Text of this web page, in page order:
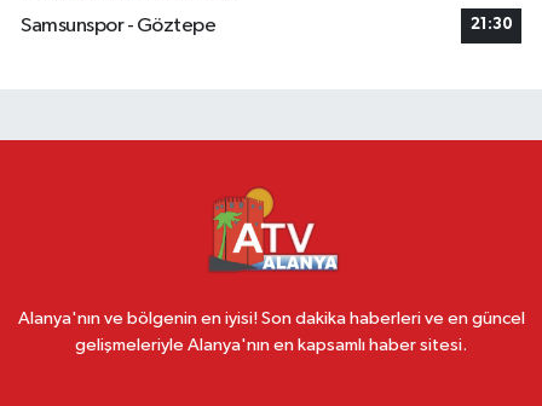
Samsunspor - Göztepe
21:30
Alanya'nın ve bölgenin en iyisi! Son dakika haberleri ve en güncel
gelişmeleriyle Alanya'nın en kapsamlı haber sitesi.